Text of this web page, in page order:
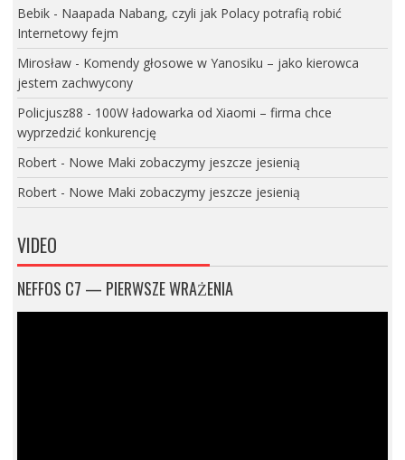
Bebik- Naapada Nabang, czyli jak Polacy potrafią robić
Internetowy fejm
Mirosław- Komendy głosowe w Yanosiku – jako kierowca
jestem zachwycony
Policjusz88 - 100W ładowarka od Xiaomi – firma chce
wyprzedzić konkurencję
Robert- Nowe Maki zobaczymy jeszcze jesienią
Robert- Nowe Maki zobaczymy jeszcze jesienią
VIDEO
NEFFOS C7 — PIERWSZE WRAŻENIA